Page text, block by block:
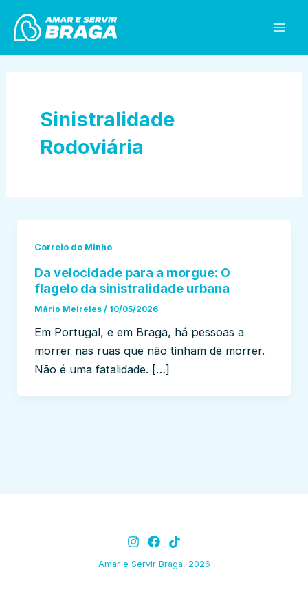
content
Sinistralidade
Rodoviária
Correio do Minho
Da velocidade para a morgue: O
flagelo da sinistralidade urbana
Mário Meireles / 10/05/2026
Em Portugal, e em Braga, há pessoas a
morrer nas ruas que não tinham de morrer.
Não é uma fatalidade. […]
Amar e Servir Braga, 2026